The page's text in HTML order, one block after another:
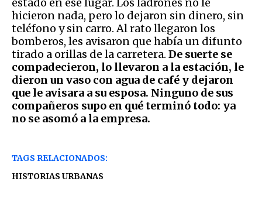
hicieron nada, pero lo dejaron sin dinero, sin
teléfono y sin carro. Al rato llegaron los
bomberos, les avisaron que había un difunto
tirado a orillas de la carretera. De suerte se
compadecieron, lo llevaron a la estación, le
dieron un vaso con agua de café y dejaron
que le avisara a su esposa. Ninguno de sus
compañeros supo en qué terminó todo: ya
no se asomó a la empresa.
TAGS RELACIONADOS:
HISTORIAS URBANAS